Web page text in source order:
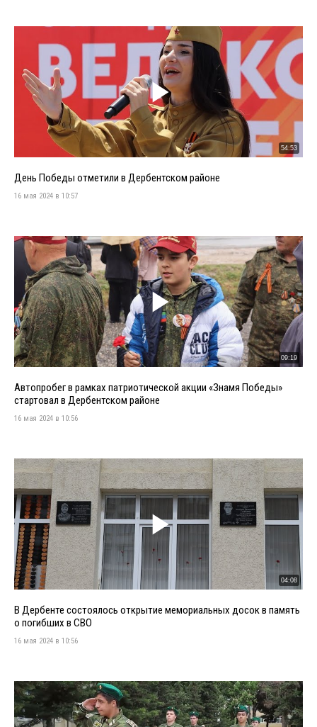
54:53
День Победы отметили в Дербентском районе
16 мая 2024 в 10:57
09:19
Автопробег в рамках патриотической акции «Знамя Победы»
стартовал в Дербентском районе
16 мая 2024 в 10:56
04:08
В Дербенте состоялось открытие мемориальных досок в память
о погибших в СВО
16 мая 2024 в 10:56